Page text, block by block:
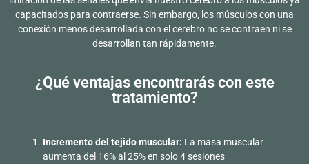
capacitados para contraerse. Sin embargo, los músculos con una
conexión menos desarrollada con el cerebro no se contraen ni se
desarrollan tan rápidamente.
¿Qué ventajas encontrarás con este
tratamiento?
Incremento del tejido muscular: La masa muscular
aumenta del 16% al 25% en solo 4 sesiones